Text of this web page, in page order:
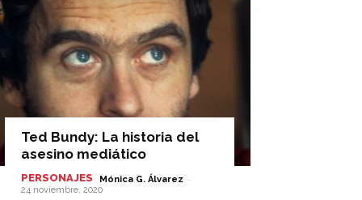
Ted Bundy: La historia del
asesino mediático
PERSONAJES Mónica G. Álvarez -
24 noviembre, 2020